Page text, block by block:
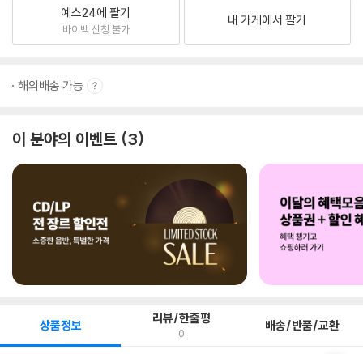
예스24에 팔기
바이백 신청 불가
내 가게에서 팔기
해외배송 가능
이 분야의 이벤트 3
상품정보 리뷰/한줄평
0 배송/반품/교환